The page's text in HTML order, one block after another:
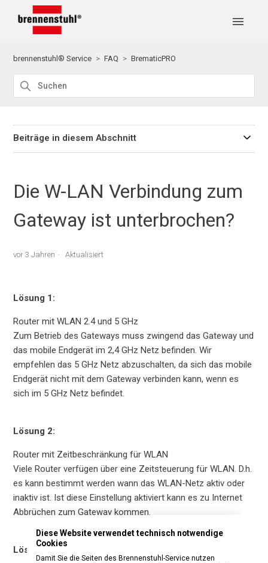
brennenstuhl® Service FAQ BrematicPRO
Beiträge in diesem Abschnitt
Die W-LAN Verbindung zum
Gateway ist unterbrochen?
vor 3 Jahren Aktualisiert
Lösung 1:
Router mit WLAN 2.4 und 5 GHz
Zum Betrieb des Gateways muss zwingend das Gateway und
das mobile Endgerät im 2,4 GHz Netz befinden. Wir
empfehlen das 5 GHz Netz abzuschalten, da sich das mobile
Endgerät nicht mit dem Gateway verbinden kann, wenn es
sich im 5 GHz Netz befindet.
Lösung 2:
Router mit Zeitbeschränkung für WLAN
Viele Router verfügen über eine Zeitsteuerung für WLAN. D.h.
es kann bestimmt werden wann das WLAN-Netz aktiv oder
inaktiv ist. Ist diese Einstellung aktiviert kann es zu Internet
Abbrüchen zum Gateway kommen.
Lösung 3:
Diese Website verwendet technisch notwendige
Cookies
Damit Sie die Seiten des Brennenstuhl-Service nutzen